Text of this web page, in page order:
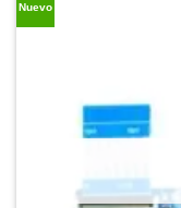
Nuevo